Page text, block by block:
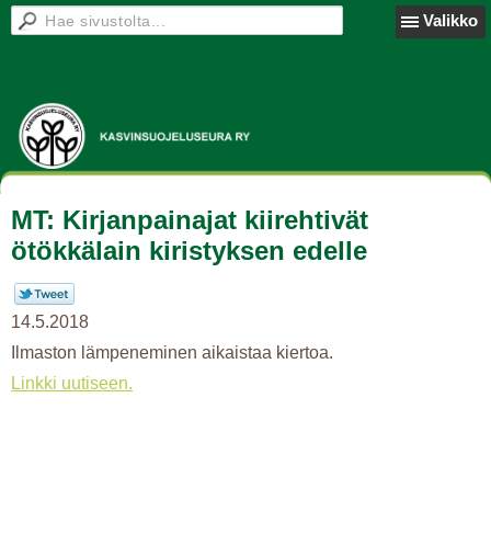
Valikko
MT: Kirjanpainajat kiirehtivät
ötökkälain kiristyksen edelle
14.5.2018
Ilmaston lämpeneminen aikaistaa kiertoa.
Linkki uutiseen.